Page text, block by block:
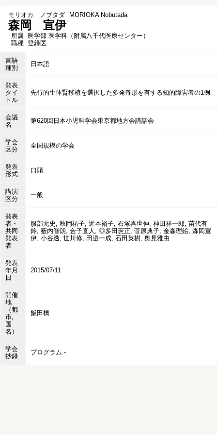
モリオカ ノブタダ MORIOKA Nobutada
森岡 宣伊
所属 医学部 医学科（附属八千代医療センター）
職種 登録医
言語
種別
日本語
発表
タイ
トル
先行的生体腎移植を選択した多発奇形を有する知的障害者の1例
会議
名
第620回日本小児科学会東京都地方会講話会
学会
区分
全国規模の学会
発表
形式
口頭
講演
区分
一般
発表
者・
共同
発表
者
服部元史, 秋岡祐子, 近本裕子, 石塚喜世伸, 神田祥一郎, 苗代有
鈴, 薮内智朗, 金子直人, ◎多田憲正, 菅原典子, 金森理絵, 森岡宣
伊, 小谷透, 世川修, 田邉一成, 石田英樹, 奥見雅由
発表
年月
日
2015/07/11
開催
地
（都
市,
国
名）
飯田橋
学会
抄録
プログラム -